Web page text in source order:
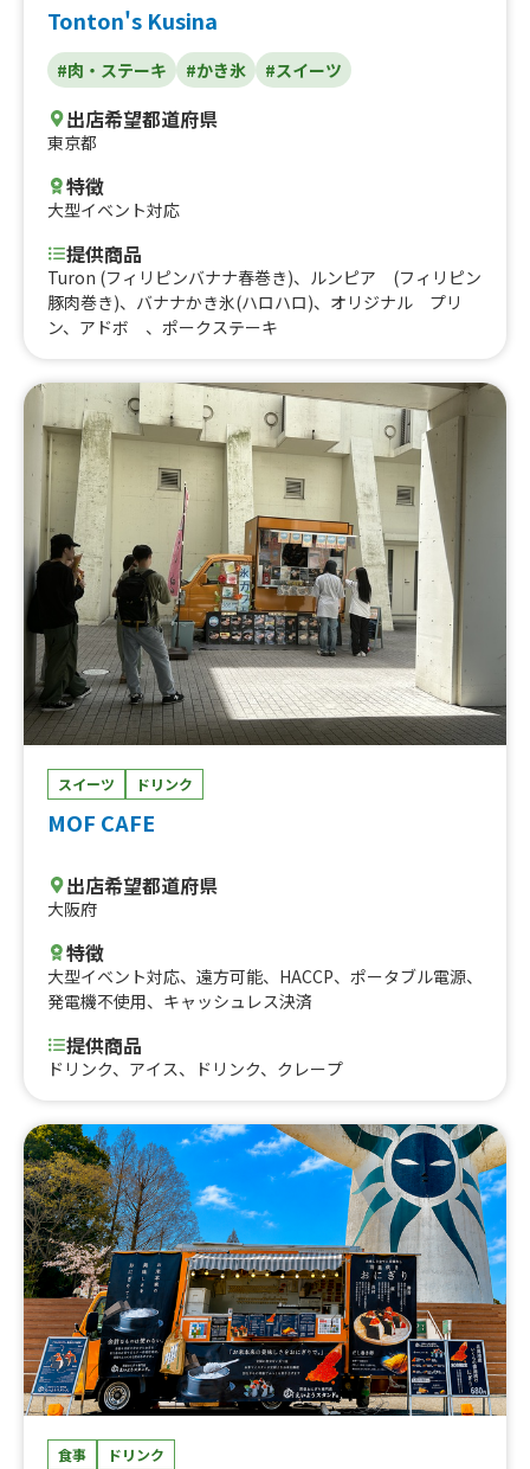
Tonton's Kusina
#肉・ステーキ #かき氷 #スイーツ
出店希望都道府県
東京都
特徴
大型イベント対応
提供商品
Turon (フィリピンバナナ春巻き)、ルンピア (フィリピン
豚肉巻き)、バナナかき氷(ハロハロ)、オリジナル プリ
ン、アドボ 、ポークステーキ
スイーツ ドリンク
MOF CAFE
出店希望都道府県
大阪府
特徴
大型イベント対応、 遠方可能、 HACCP、 ポータブル電源、
発電機不使用、 キャッシュレス決済
提供商品
ドリンク、アイス、ドリンク、クレープ
食事 ドリンク